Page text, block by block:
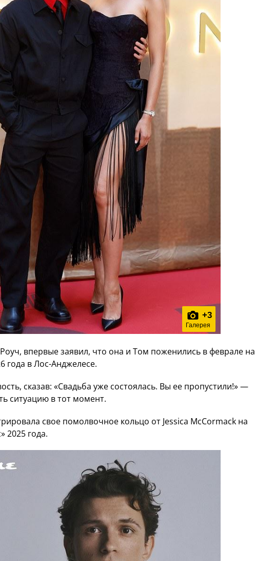
+3
Галерея
впервые заявил, что она и Том поженились в феврале на
года в Лос-Анджелесе.
сказав: «Свадьба уже состоялась. Вы ее пропустили!» —
ситуацию в тот момент.
свое помолвочное кольцо от Jessica McCormack на
2025 года.